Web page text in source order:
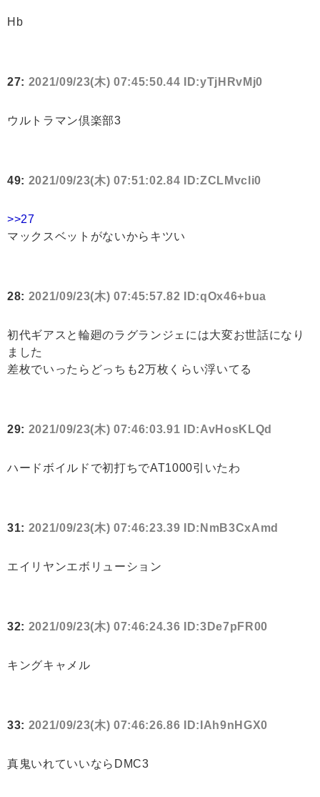
Hb
27: 2021/09/23(木) 07:45:50.44 ID:yTjHRvMj0
ウルトラマン倶楽部3
49: 2021/09/23(木) 07:51:02.84 ID:ZCLMvcli0
>>27
マックスベットがないからキツい
28: 2021/09/23(木) 07:45:57.82 ID:qOx46+bua
初代ギアスと輪廻のラグランジェには大変お世話になり
ました
差枚でいったらどっちも2万枚くらい浮いてる
29: 2021/09/23(木) 07:46:03.91 ID:AvHosKLQd
ハードボイルドで初打ちでAT1000引いたわ
31: 2021/09/23(木) 07:46:23.39 ID:NmB3CxAmd
エイリヤンエボリューション
32: 2021/09/23(木) 07:46:24.36 ID:3De7pFR00
キングキャメル
33: 2021/09/23(木) 07:46:26.86 ID:IAh9nHGX0
真鬼いれていいならDMC3